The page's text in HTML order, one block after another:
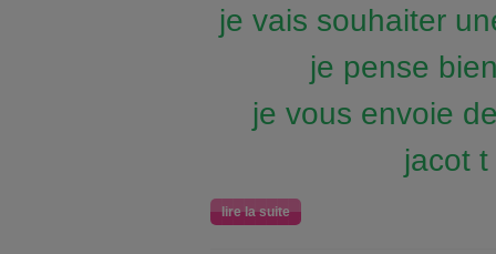
je vais souhaiter
je pense
je vous envoie
jacot t
lire la suite